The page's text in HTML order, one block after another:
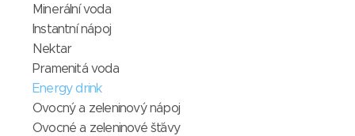
Minerální voda
Instantní nápoj
Nektar
Pramenitá voda
Energy drink
Ovocný a zeleninový nápoj
Ovocné a zeleninové šťávy